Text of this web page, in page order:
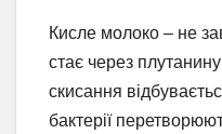
Кисле молоко – не
стає через
скисання
бактерії